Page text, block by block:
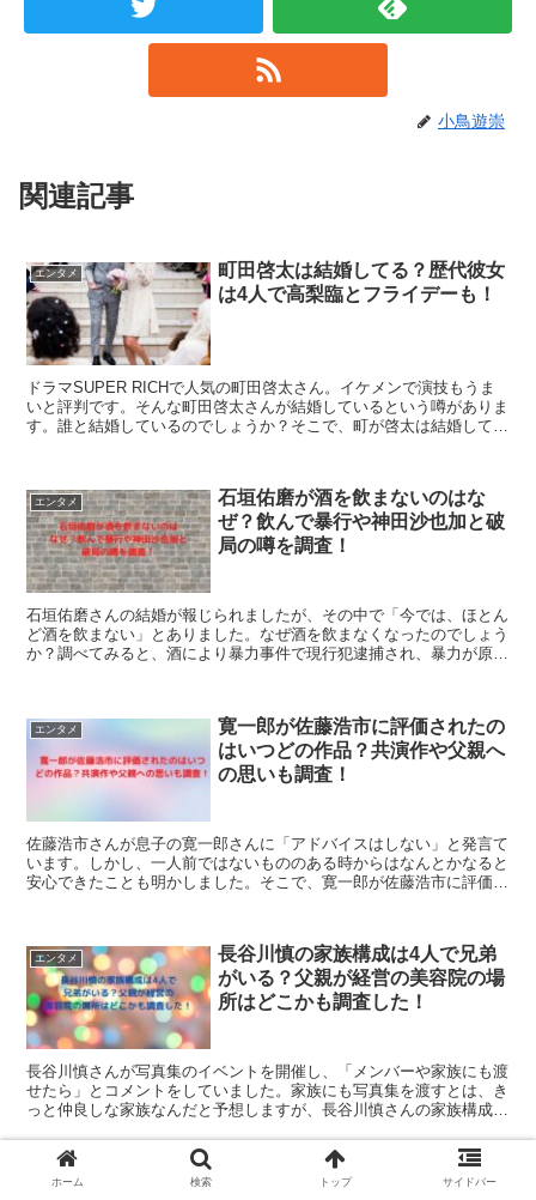
小鳥遊崇
関連記事
エンタメ
町田啓太は結婚してる？歴代彼女
は4人で高梨臨とフライデーも！
ドラマSUPER RICHで人気の町田啓太さん。イケメンで演技もうま
いと評判です。そんな町田啓太さんが結婚しているという噂がありま
す。誰と結婚しているのでしょうか？そこで、町が啓太は結婚してる
エンタメ
石垣佑磨が酒を飲まないのはな
ぜ？飲んで暴行や神田沙也加と破
局の噂を調査！
石垣佑磨さんの結婚が報じられましたが、その中で「今では、ほとん
ど酒を飲まない」とありました。なぜ酒を飲まなくなったのでしょう
か？調べてみると、酒により暴力事件で現行犯逮捕され、暴力が原因
エンタメ
寛一郎が佐藤浩市に評価されたの
はいつどの作品？共演作や父親へ
の思いも調査！
佐藤浩市さんが息子の寛一郎さんに「アドバイスはしない」と発言て
います。しかし、一人前ではないもののある時からはなんとかなると
安心できたことも明かしました。そこで、寛一郎が佐藤浩市に評価さ
エンタメ
長谷川慎の家族構成は4人で兄弟
がいる？父親が経営の美容院の場
所はどこかも調査した！
長谷川慎さんが写真集のイベントを開催し、「メンバーや家族にも渡
せたら」とコメントをしていました。家族にも写真集を渡すとは、き
っと仲良しな家族なんだと予想しますが、長谷川慎さんの家族構成は
介します。
エンタメ
嶋﨑斗亜の兄弟や家族構成は？中
ホーム 検索 トップ サイドバー